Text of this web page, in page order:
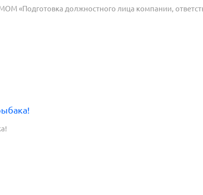
«Подготовка должностного лица компании,